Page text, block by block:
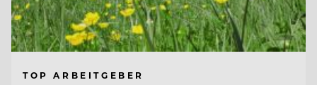
TOP ARBEITGEBER